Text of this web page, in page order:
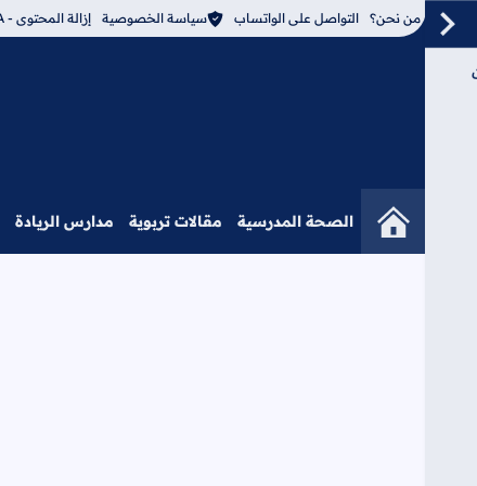
من نحن؟ التواصل على الواتساب سياسة الخصوصية إزالة المحتوى - DMCA
الصحة المدرسية مقالات تربوية مدارس الريادة